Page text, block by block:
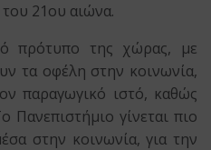
21ου αιώνα.
πρότυπο της χώρας, με
τα οφέλη στην κοινωνία,
παραγωγικό ιστό, καθώς
Πανεπιστήμιο γίνεται πιο
στην κοινωνία, για την